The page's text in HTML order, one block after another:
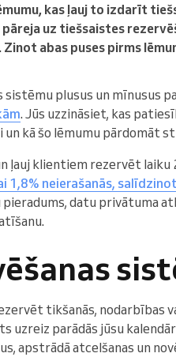
kas ļauj to izdarīt
uz tiešsaistes
abas puses pirms
plusus un mīnusus
. Jūs uzzināsiet, kas
kā šo lēmumu pārdomāt
ļauj klientiem rezervēt laiku
neierašanās,
pieradums, datu privātuma
tikšanās, nodarbības
uzreiz parādās jūsu
apstrādā atcelšanas un